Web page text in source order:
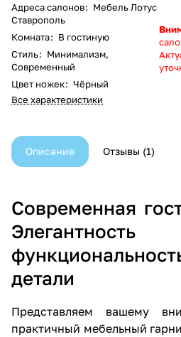
Адреса салонов: Мебель Лотус
Ставрополь
Комната: В гостиную
Стиль: Минимализм,
Современный
Цвет ножек: Чёрный
Все характеристики
Описание Отзывы 1
Современная
детали
Представляем вашему
практичный мебельный